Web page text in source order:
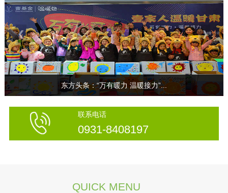
甘肃伊山伊水环境与社会发展中心举...
联系电话
0931-8408197
QUICK MENU